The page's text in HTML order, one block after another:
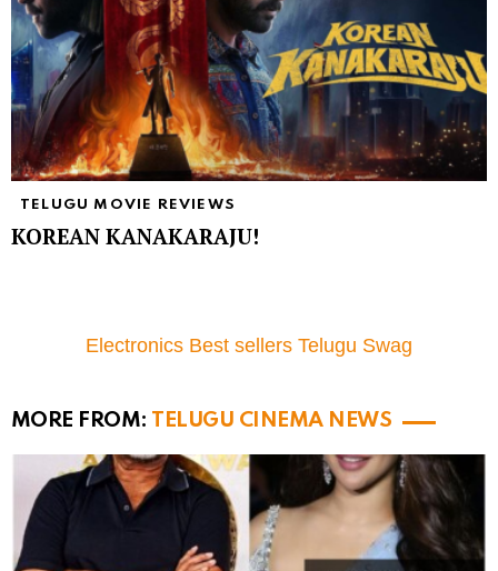
TELUGU MOVIE REVIEWS
KOREAN KANAKARAJU!
Electronics Best sellers Telugu Swag
MORE FROM: TELUGU CINEMA NEWS